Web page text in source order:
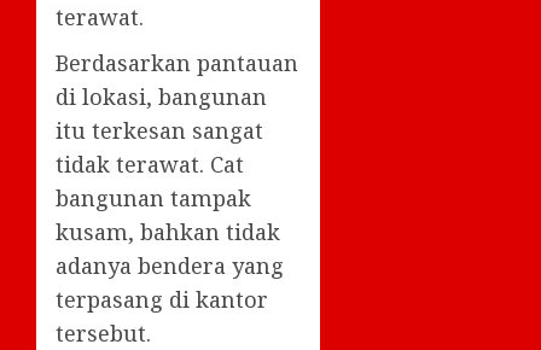
terawat.
Berdasarkan pantauan
di lokasi, bangunan
itu terkesan sangat
tidak terawat. Cat
bangunan tampak
kusam, bahkan tidak
adanya bendera yang
terpasang di kantor
tersebut.